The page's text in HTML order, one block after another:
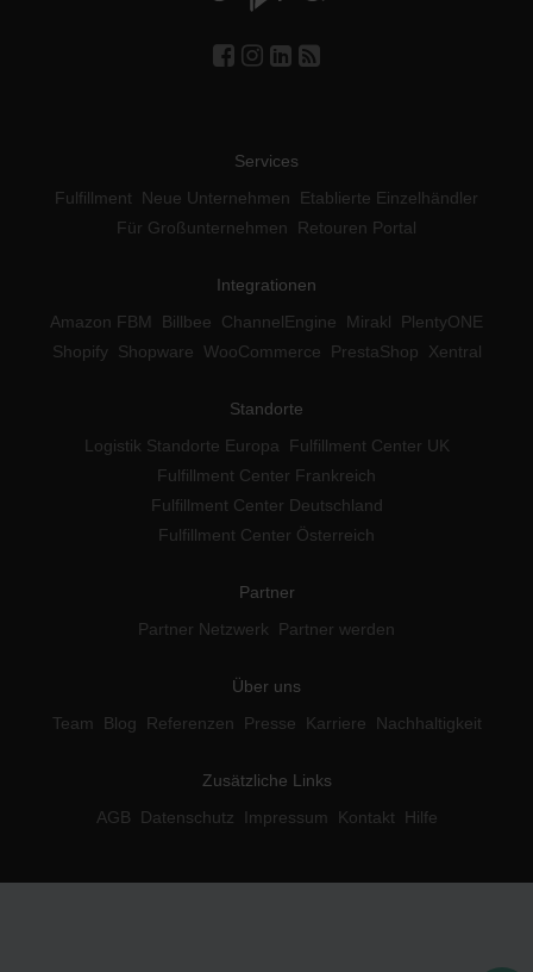
Services
Fulfillment
Neue Unternehmen
Etablierte Einzelhändler
Für Großunternehmen
Retouren Portal
Integrationen
Amazon FBM
Billbee ChannelEngine Mirakl
PlentyONE
Shopify Shopware WooCommerce PrestaShop Xentral
Standorte
Logistik Standorte Europa
Fulfillment Center UK
Fulfillment Center Frankreich
Fulfillment Center Deutschland
Fulfillment Center Österreich
Partner
Partner Netzwerk
Partner werden
Über uns
Team
Blog Referenzen Presse Karriere Nachhaltigkeit
Zusätzliche Links
AGB
Datenschutz Impressum Kontakt Hilfe